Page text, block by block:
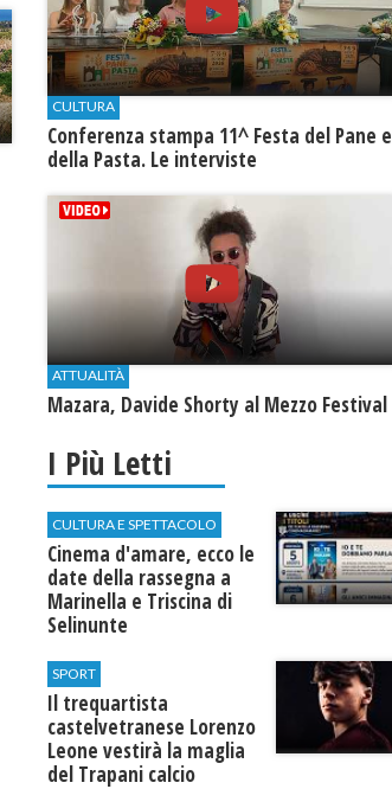
CULTURA
Conferenza stampa 11^ Festa del Pane e
della Pasta. Le interviste
ATTUALITÀ
Mazara, Davide Shorty al Mezzo Festival
I Più Letti
CULTURA E SPETTACOLO
Cinema d'amare, ecco le
date della rassegna a
Marinella e Triscina di
Selinunte
SPORT
Il trequartista
castelvetranese Lorenzo
Leone vestirà la maglia
del Trapani calcio